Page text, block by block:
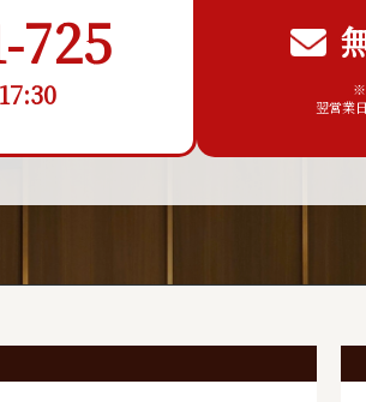
725
※
翌営業